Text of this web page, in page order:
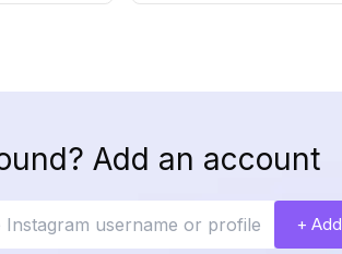
Add an account
+ Add